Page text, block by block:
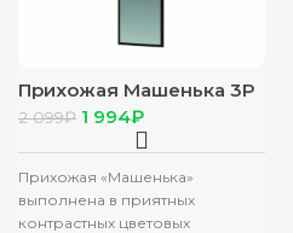
Прихожая Машенька 3Р
201 Зеркало (0,1*1,1)
Шимо темн)
2 099₽ 1 994₽
Прихожая «Машенька»
выполнена в приятных
контрастных цветовых